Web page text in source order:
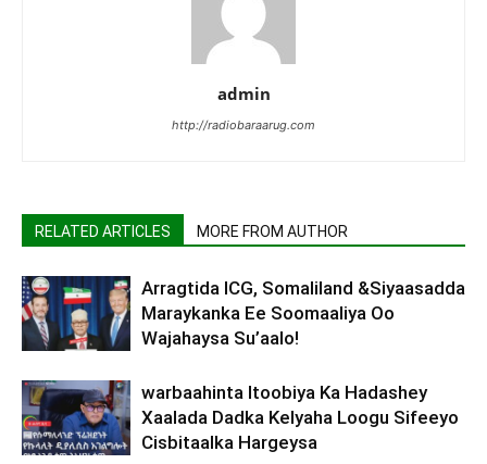
admin
http://radiobaraarug.com
RELATED ARTICLES MORE FROM AUTHOR
Arragtida ICG, Somaliland &Siyaasadda
Maraykanka Ee Soomaaliya Oo
Wajahaysa Su’aalo!
warbaahinta Itoobiya Ka Hadashey
Xaalada Dadka Kelyaha Loogu Sifeeyo
Cisbitaalka Hargeysa